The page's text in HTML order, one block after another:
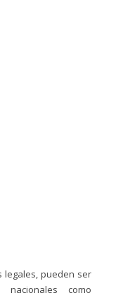
legales, pueden ser
como